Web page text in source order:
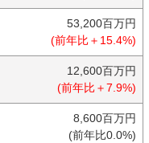
53,200百万円
(前年比＋15.4%)
12,600百万円
(前年比＋7.9%)
8,600百万円
(前年比0.0%)